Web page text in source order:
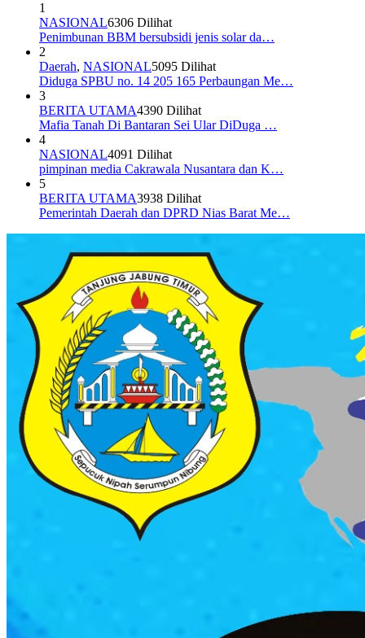
1
NASIONAL6306 Dilihat
Penimbunan BBM bersubsidi jenis solar da…
2
Daerah, NASIONAL5095 Dilihat
Diduga SPBU no. 14 205 165 Perbaungan Me…
3
BERITA UTAMA4390 Dilihat
Mafia Tanah Di Bantaran Sei Ular DiDuga …
4
NASIONAL4091 Dilihat
pimpinan media Cakrawala Nusantara dan K…
5
BERITA UTAMA3938 Dilihat
Pemerintah Daerah dan DPRD Nias Barat Me…